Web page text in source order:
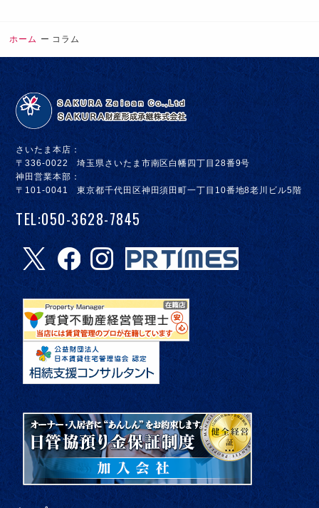
ホーム コラム
さいたま本店：
〒336-0022 埼玉県さいたま市南区白幡四丁目28番9号
神田営業本部：
〒101-0041 東京都千代田区神田須田町一丁目10番地8老川ビル5階
TEL:050-3628-7845